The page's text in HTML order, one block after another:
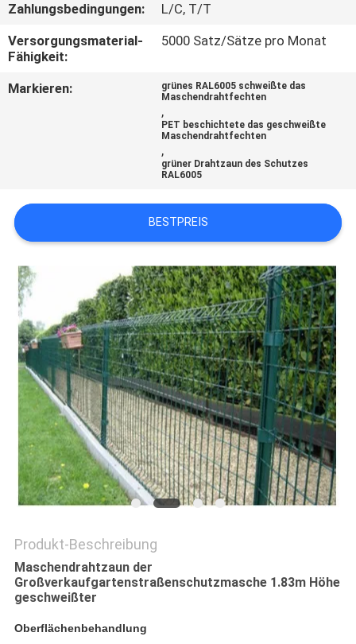
VERBINDUNG
FORDERN
SIE
NACHRICHTEN
Zahlungsbedingungen:
L/C, T/T
Versorgungsmaterial-
Fähigkeit:
5000 Satz/Sätze pro Monat
Markieren:
grünes RAL6005 schweißte das
Maschendrahtfechten
,
PET beschichtete das geschweißte
Maschendrahtfechten
,
grüner Drahtzaun des Schutzes
RAL6005
BESTPREIS
Produkt-Beschreibung
Maschendrahtzaun der
Großverkaufgartenstraßenschutzmasche 1.83m Höhe
geschweißter
Oberflächenbehandlung